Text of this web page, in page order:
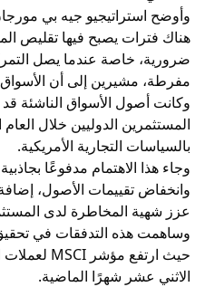
وأوضح استراتيجيو جيه بي
هناك فترات يصبح فيها تقليص
ضرورية، خاصة عندما يصل
مفرطة، مشيرين إلى أن الأسواق
وكانت أصول الأسواق الناشئة
المستثمرين الدوليين خلال
بالسياسات التجارية الأمريكية.
وجاء هذا الاهتمام مدفوعًا
عزز شهية المخاطرة لدى
وساهمت هذه التدفقات في
الاثني عشر شهرًا الماضية.